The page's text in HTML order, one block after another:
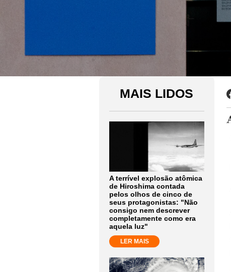
MAIS LIDOS
A terrível explosão atômica
de Hiroshima contada
pelos olhos de cinco de
seus protagonistas: "Não
consigo nem descrever
completamente como era
aquela luz"
LER MAIS